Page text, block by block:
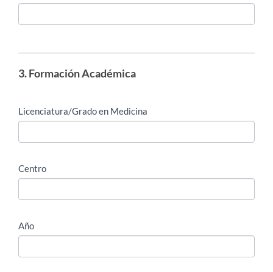
3. Formación Académica
Licenciatura/Grado en Medicina
Centro
Año